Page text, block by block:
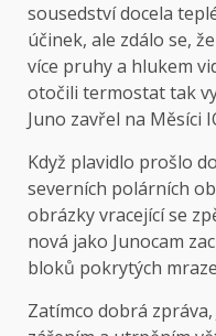
sousedství docela
účinek, ale zdálo se,
více pruhy a hlukem
otočili termostat tak
Juno zavřel na Měsíci
Když plavidlo prošlo
severních polárních
obrázky vracející se
nová jako Junocam
bloků pokrytých
Zatímco dobrá